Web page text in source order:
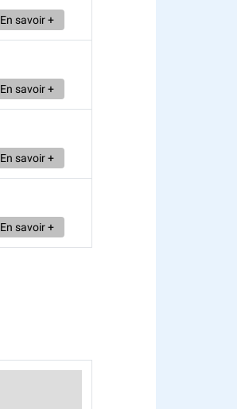
En savoir +
En savoir +
En savoir +
En savoir +